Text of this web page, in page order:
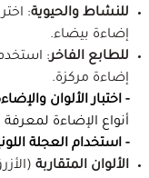
للنشاط والحيوية:
إضاءة بيضاء.
للطابع الفاخر: استخدم
إضاءة مركزة.
- اختبار الألوان
أنواع الإضاءة لمعرفة
- استخدام العجلة
الألوان المتقاربة